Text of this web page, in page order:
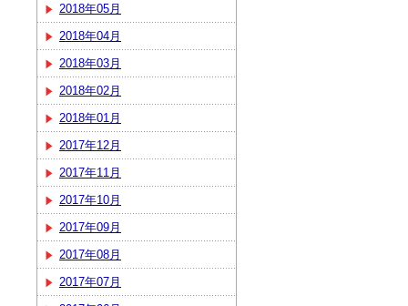
2018年05月
2018年04月
2018年03月
2018年02月
2018年01月
2017年12月
2017年11月
2017年10月
2017年09月
2017年08月
2017年07月